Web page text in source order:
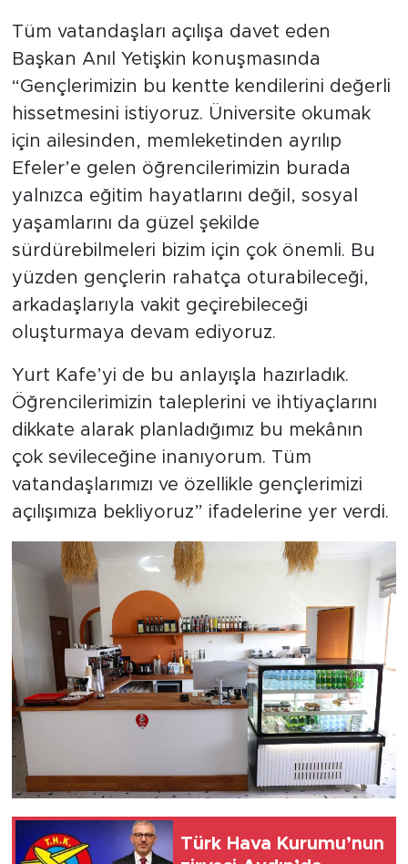
Tüm vatandaşları açılışa davet eden
Başkan Anıl Yetişkin konuşmasında
“Gençlerimizin bu kentte kendilerini değerli
hissetmesini istiyoruz. Üniversite okumak
için ailesinden, memleketinden ayrılıp
Efeler’e gelen öğrencilerimizin burada
yalnızca eğitim hayatlarını değil, sosyal
yaşamlarını da güzel şekilde
sürdürebilmeleri bizim için çok önemli. Bu
yüzden gençlerin rahatça oturabileceği,
arkadaşlarıyla vakit geçirebileceği
oluşturmaya devam ediyoruz.
Yurt Kafe’yi de bu anlayışla hazırladık.
Öğrencilerimizin taleplerini ve ihtiyaçlarını
dikkate alarak planladığımız bu mekânın
çok sevileceğine inanıyorum. Tüm
vatandaşlarımızı ve özellikle gençlerimizi
açılışımıza bekliyoruz” ifadelerine yer verdi.
Türk Hava Kurumu’nun